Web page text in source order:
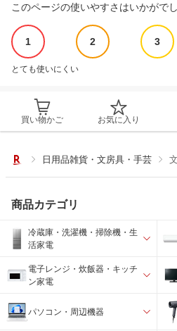
このページの使いやすさはいかがで
1 2 3
とても使いにくい
買い物かご お気に入り
日用品雑貨・文房具・手芸
商品カテゴリ
冷蔵庫・洗濯機・掃除機・生
活家電
電子レンジ・炊飯器・キッチ
ン家電
パソコン・周辺機器